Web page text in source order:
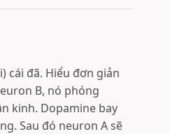
cái đã. Hiểu đơn giản
B, nó phóng
kinh. Dopamine bay
Sau đó neuron A sẽ